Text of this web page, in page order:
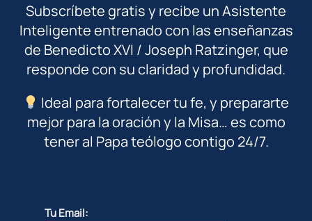
Subscríbete gratis y recibe un Asistente
Inteligente entrenado con las enseñanzas
de Benedicto XVI / Joseph Ratzinger, que
responde con su claridad y profundidad.
Ideal para fortalecer tu fe, y prepararte
mejor para la oración y la Misa… es como
tener al Papa teólogo contigo 24/7.
Tu Email: